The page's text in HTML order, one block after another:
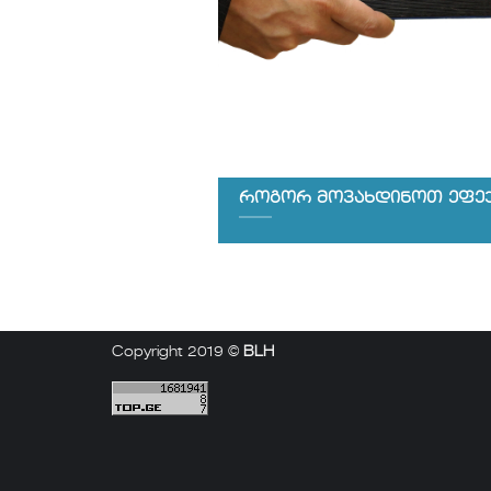
როგორ მოვახდინოთ
Copyright 2019 © BLH